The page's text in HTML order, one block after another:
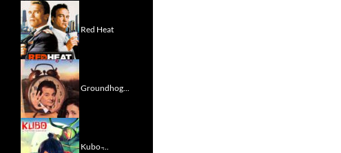
Red Heat
Groundhog...
Kubo ̵...